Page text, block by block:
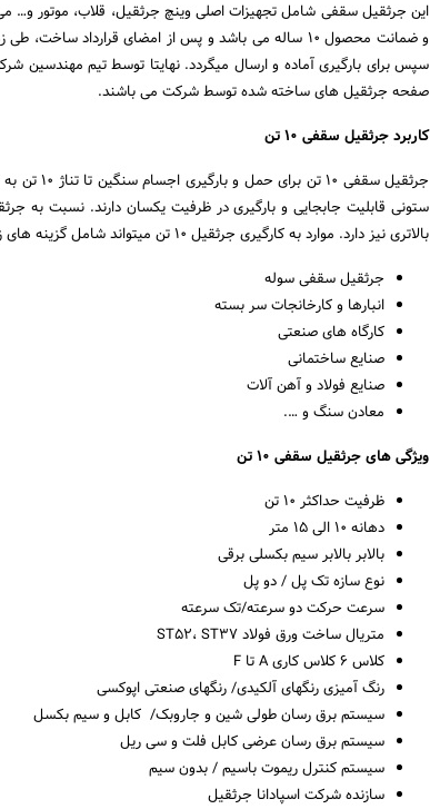
و ضمانت محصول ۱۰ ساله می باشد و پس از امضای قرارداد
سپس برای بارگیری آماده و ارسال میگردد. نهایتا توسط تیم مهندسین
صفحه جرثقیل های ساخته شده توسط شرکت می باشند.
کاربرد جرثقیل سقفی ۱۰ تن
جرثقیل
بالاتری نیز دارد. موارد به کارگیری جرثقیل ۱۰ تن میتواند شامل گزینه های زیر باشد:
جرثقیل سقفی سوله
انبارها و کارخانجات سر بسته
کارگاه های صنعتی
صنایع ساختمانی
صنایع فولاد و آهن آلات
معادن سنگ و ….
ویژگی های جرثقیل سقفی ۱۰ تن
ظرفیت حداکثر ۱۰ تن
دهانه ۱۰ الی ۱۵ متر
بالابر بالابر سیم بکسلی برقی
نوع سازه تک پل / دو پل
سرعت حرکت دو سرعته/تک سرعته
متریال ساخت ورق فولاد ST52، ST37
کلاس ۶ کلاس کاری A تا F
رنگ آمیزی رنگهای آلکیدی/ رنگهای صنعتی اپوکسی
سیستم برق رسان طولی شین و جاروبک/ کابل و سیم بکسل
سیستم برق رسان عرضی کابل فلت و سی ریل
سیستم کنترل ریموت باسیم / بدون سیم
سازنده شرکت اسپادانا جرثقیل